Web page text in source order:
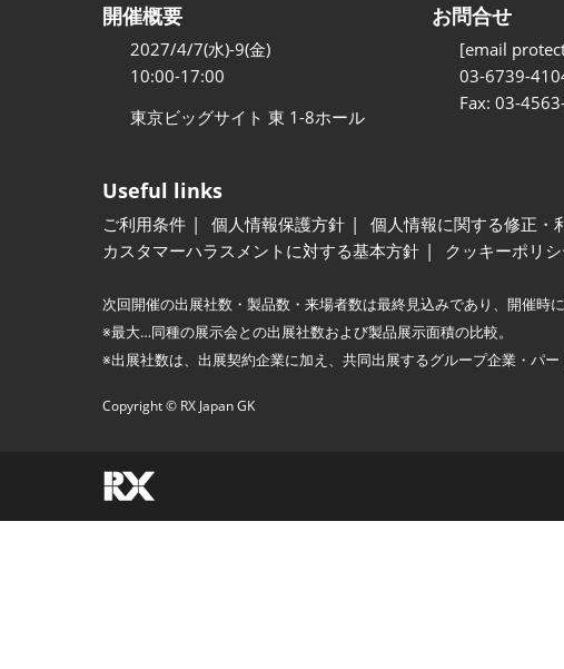
開催概要
2027/4/7(水)-9(金)
10:00-17:00
東京ビッグサイト 東 1-8ホール
お問合せ
[email
03-6739-
Fax: 03-
Useful links
ご利用条件 個人情報保護方針 個人情報に関する修正・
カスタマーハラスメントに対する基本方針
クッキーポリ
次回開催の出展社数・製品数・来場者数は最終見込みであり、開催時
※最大…同種の展示会との出展社数および製品展示面積の比較。
※出展社数は、出展契約企業に加え、共同出展するグループ企業・パー
Copyright © RX Japan GK